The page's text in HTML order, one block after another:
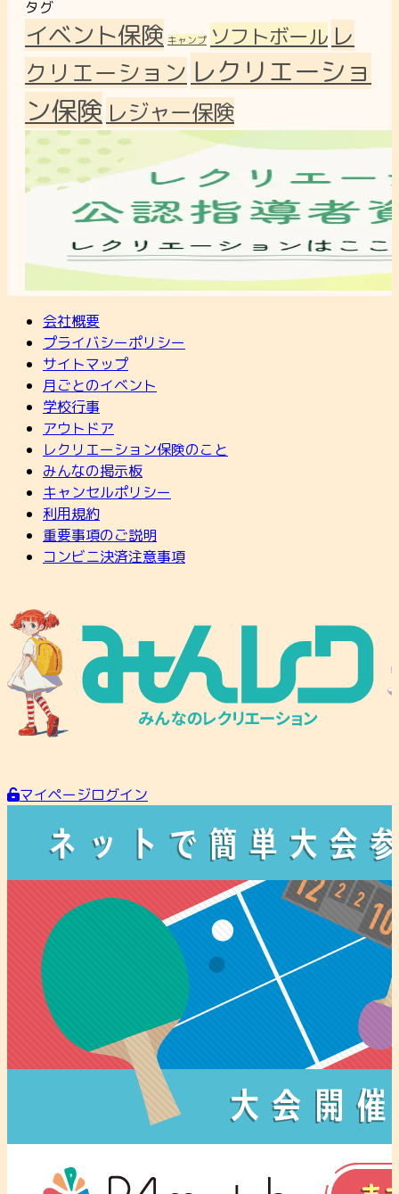
タグ
イベント保険 キャンプ ソフトボール レ
クリエーション レクリエーショ
ン保険 レジャー保険
会社概要
プライバシーポリシー
サイトマップ
月ごとのイベント
学校行事
アウトドア
レクリエーション保険のこと
みんなの掲示板
キャンセルポリシー
利用規約
重要事項のご説明
コンビニ決済注意事項
マイページログイン